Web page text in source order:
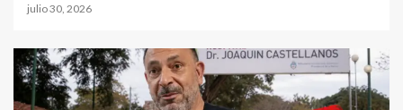
julio 30, 2026